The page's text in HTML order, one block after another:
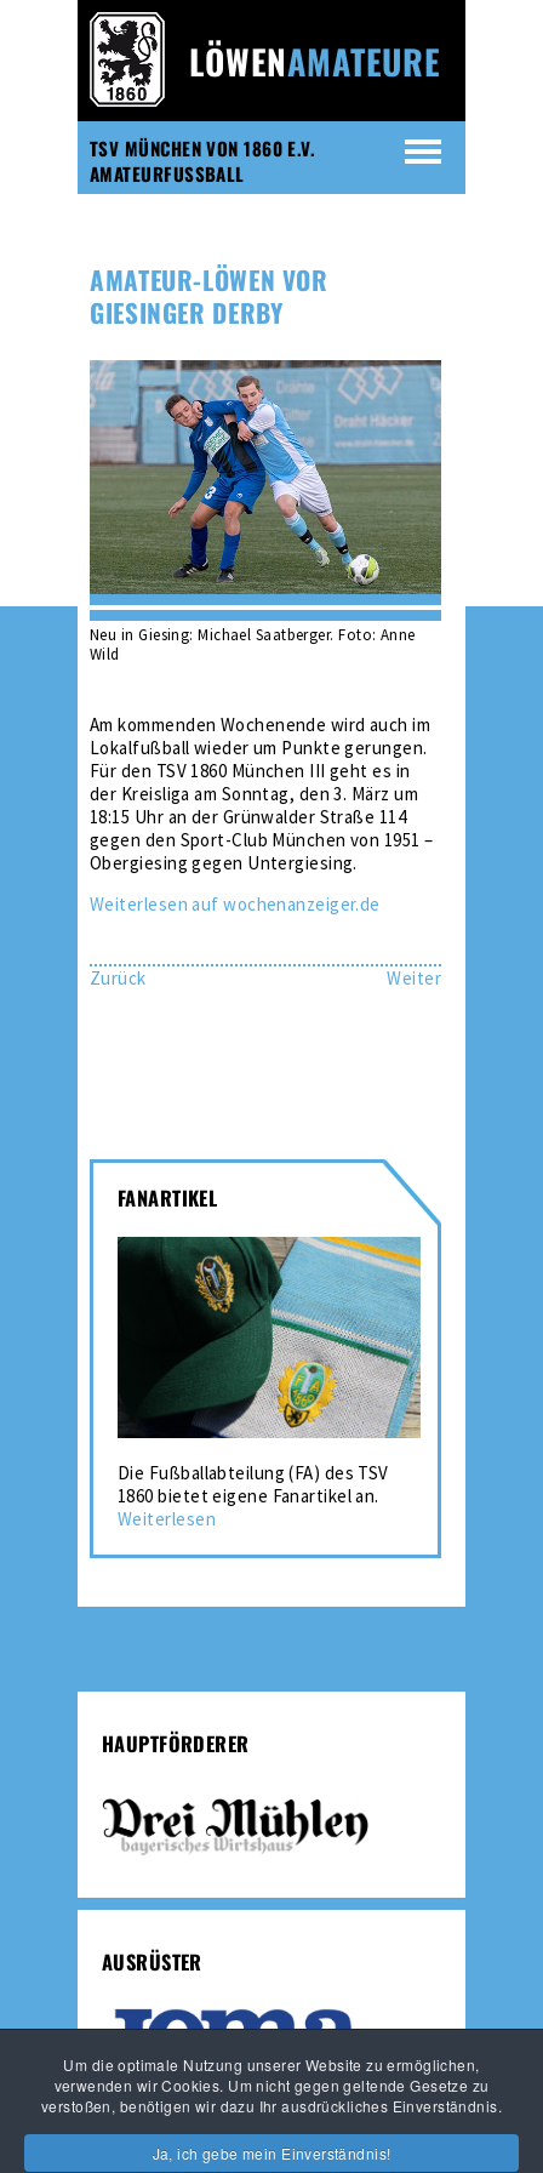
Um die optimale Nutzung unserer Website zu ermöglichen,
verwenden wir Cookies. Um nicht gegen geltende Gesetze zu
verstoßen, benötigen wir dazu Ihr ausdrückliches Einverständnis.
Ja, ich gebe mein Einverständnis!
TSV MÜNCHEN VON 1860 E.V.
AMATEURFUSSBALL
LÖWENAMATEURE
AMATEUR-LÖWEN VOR
GIESINGER DERBY
Neu in Giesing: Michael Saatberger. Foto: Anne
Wild
Am kommenden Wochenende wird auch im
Lokalfußball wieder um Punkte gerungen.
Für den TSV 1860 München III geht es in
der Kreisliga am Sonntag, den 3. März um
18:15 Uhr an der Grünwalder Straße 114
gegen den Sport-Club München von 1951 –
Obergiesing gegen Untergiesing.
Weiterlesen auf wochenanzeiger.de
Zurück Weiter
FANARTIKEL
Die Fußballabteilung (FA) des TSV
1860 bietet eigene Fanartikel an.
Weiterlesen
HAUPTFÖRDERER
AUSRÜSTER
JUNGLÖWEN
LÖWEN-FUSSBALLSCHULE